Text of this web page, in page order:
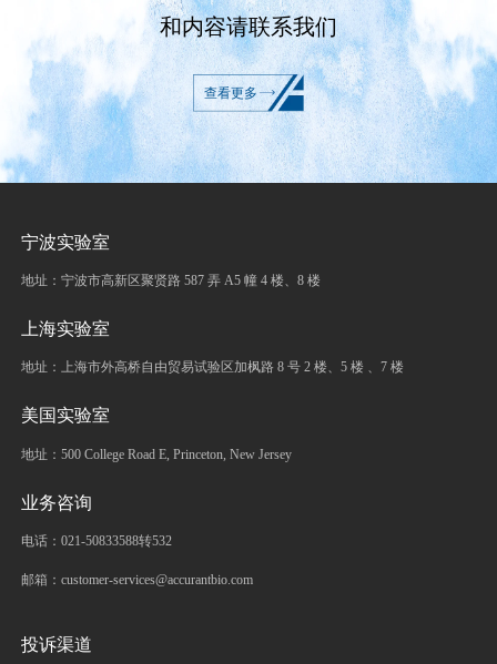
和内容请联系我们
查看更多
宁波实验室
地址：宁波市高新区聚贤路 587 弄 A5 幢 4 楼、8 楼
上海实验室
地址：上海市外高桥自由贸易试验区加枫路 8 号 2 楼、5 楼 、7 楼
美国实验室
地址：500 College Road E, Princeton, New Jersey
业务咨询
电话：021-50833588转532
邮箱：customer-services@accurantbio.com
投诉渠道